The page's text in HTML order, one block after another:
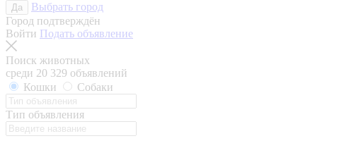
Да
Выбрать город
Город подтверждён
Войти Подать объявление
Поиск животных
среди 20 329 объявлений
Кошки
Собаки
Тип объявления